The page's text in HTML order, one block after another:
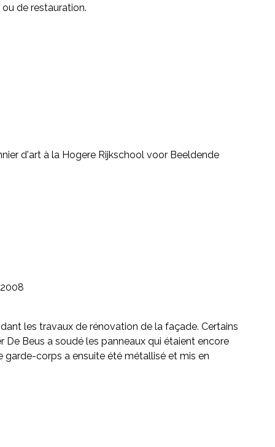
de restauration.
d'art à la Hogere Rijkschool voor Beeldende
2008
les travaux de rénovation de la façade. Certains
Beus a soudé les panneaux qui étaient encore
corps a ensuite été métallisé et mis en